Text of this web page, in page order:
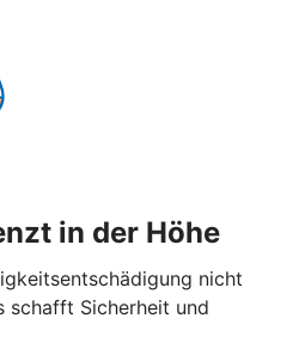
in der Höhe
nicht
schafft Sicherheit und